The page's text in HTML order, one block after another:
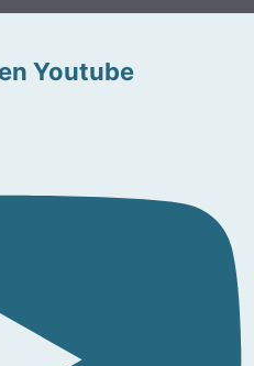
Youtube